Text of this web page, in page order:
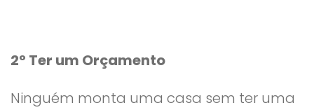
2º Ter um Orçamento
Ninguém monta uma casa sem ter uma